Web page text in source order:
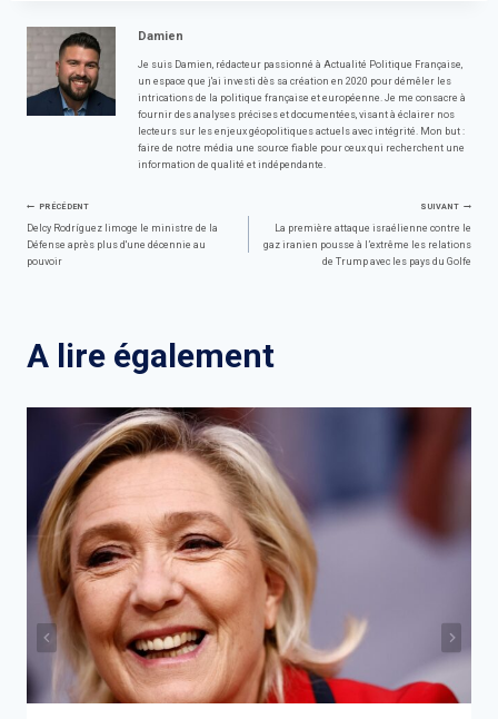
Damien
Je suis Damien, rédacteur passionné à Actualité Politique Française,
un espace que j'ai investi dès sa création en 2020 pour démêler les
intrications de la politique française et européenne. Je me consacre à
fournir des analyses précises et documentées, visant à éclairer nos
lecteurs sur les enjeux géopolitiques actuels avec intégrité. Mon but :
faire de notre média une source fiable pour ceux qui recherchent une
information de qualité et indépendante.
Navigation
de
PRÉCÉDENT
Delcy Rodríguez limoge le ministre de la
Défense après plus d'une décennie au
pouvoir
SUIVANT
La première attaque israélienne contre le
gaz iranien pousse à l’extrême les relations
de Trump avec les pays du Golfe
A lire également